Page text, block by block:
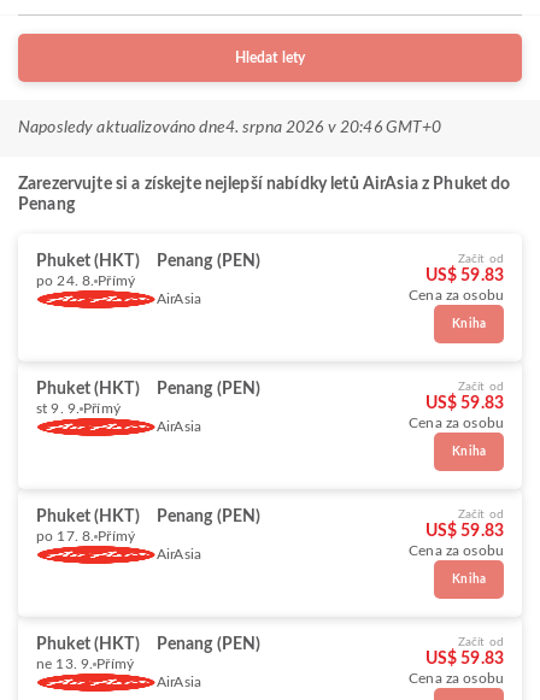
Hledat lety
Naposledy aktualizováno dne4. srpna 2026 v 20:46 GMT+0
Zarezervujte si a získejte nejlepší nabídky letů AirAsia z Phuket do
Penang
Phuket (HKT) Penang (PEN)
po 24. 8. Přímý
AirAsia
Začít od
US$ 59.83
Cena za osobu
Kniha
Phuket (HKT) Penang (PEN)
st 9. 9. Přímý
AirAsia
Začít od
US$ 59.83
Cena za osobu
Kniha
Phuket (HKT) Penang (PEN)
po 17. 8. Přímý
AirAsia
Začít od
US$ 59.83
Cena za osobu
Kniha
Phuket (HKT) Penang (PEN)
ne 13. 9. Přímý
AirAsia
Začít od
US$ 59.83
Cena za osobu